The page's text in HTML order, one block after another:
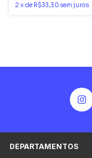
2 x de R$33,30 sem juros
DEPARTAMENTOS